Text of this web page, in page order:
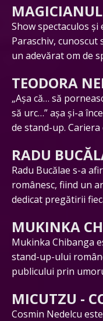
Show spectaculos
Paraschiv, cunoscut
un adevărat om de
TEODORA
„Așa că… să
să urc…” așa și-a
de stand-up. Cariera
RADU
Radu Bucălae s-a
românesc, fiind un
dedicat pregătirii
MUKINKA
Mukinka Chibanga
stand-up-ului
publicului prin
MICUTZU -
Cosmin Nedelcu